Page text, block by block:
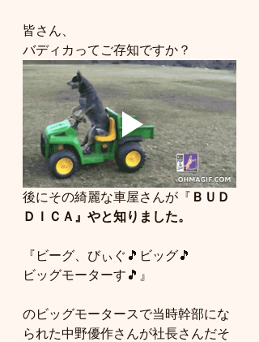
皆さん、
バディカってご存知ですか？
後にその綺麗な車屋さんが『
ＢＵＤ
ＤＩＣＡ』やと知りました。
『ビーグ、びぃぐ🎵ビッグ🎵
ビッグモーターす🎵』
のビッグモータースで当時幹部にな
られた中野優作さんが社長さんだそ